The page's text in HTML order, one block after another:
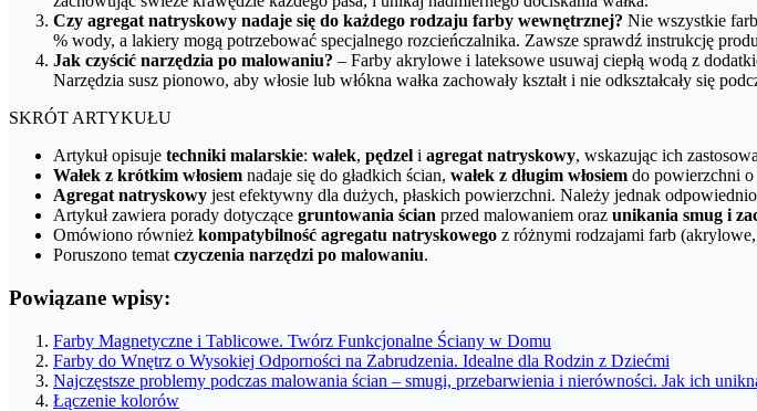
Czy agregat natryskowy nadaje się do każdego rodzaju farby wewnętrznej? Nie wszystkie
% wody, a lakiery mogą potrzebować specjalnego rozcieńczalnika. Zawsze sprawdź instrukcję
Jak czyścić narzędzia po malowaniu? – Farby akrylowe i lateksowe usuwaj ciepłą wodą z
Narzędzia susz pionowo, aby włosie lub włókna wałka zachowały kształt i nie odkształcały się
SKRÓT ARTYKUŁU
Artykuł opisuje techniki malarskie: wałek, pędzel i agregat natryskowy, wskazując ich
Wałek z krótkim włosiem nadaje się do gładkich ścian, wałek z długim włosiem do powierzchni o
Agregat natryskowy jest efektywny dla dużych, płaskich powierzchni. Należy jednak
Artykuł zawiera porady dotyczące gruntowania ścian przed malowaniem oraz unikania smug i
Omówiono również kompatybilność agregatu natryskowego z różnymi rodzajami farb
Poruszono temat czyczenia narzędzi po malowaniu.
Powiązane wpisy:
Farby Magnetyczne i Tablicowe. Twórz Funkcjonalne Ściany w Domu
Farby do Wnętrz o Wysokiej Odporności na Zabrudzenia. Idealne dla Rodzin z Dziećmi
Najczęstsze problemy podczas malowania ścian – smugi, przebarwienia i nierówności. Jak ich
Łączenie kolorów